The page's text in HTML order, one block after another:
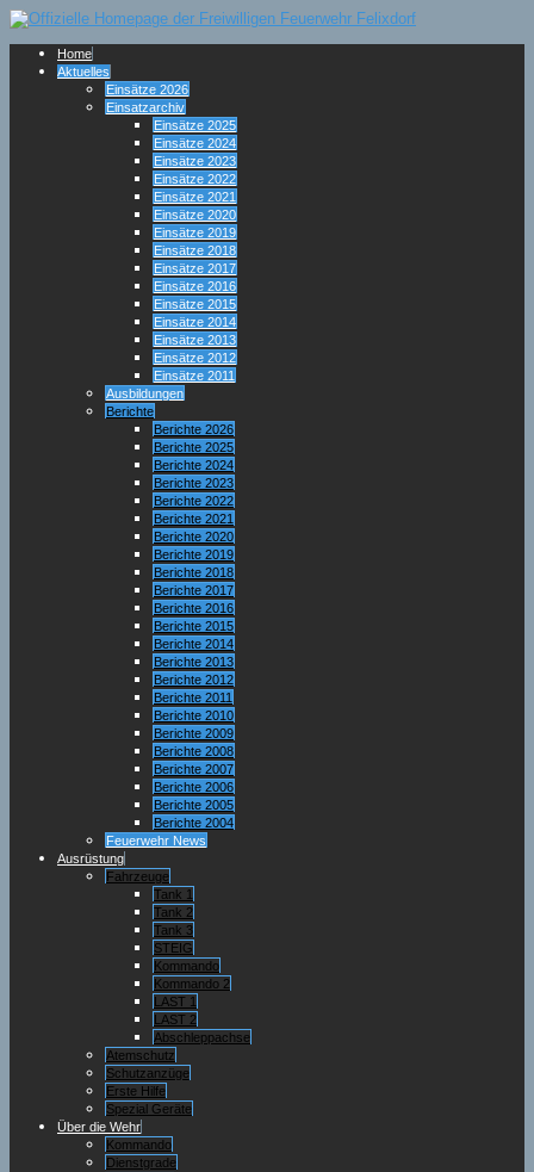
Home
Aktuelles
Einsätze 2026
Einsatzarchiv
Einsätze 2025
Einsätze 2024
Einsätze 2023
Einsätze 2022
Einsätze 2021
Einsätze 2020
Einsätze 2019
Einsätze 2018
Einsätze 2017
Einsätze 2016
Einsätze 2015
Einsätze 2014
Einsätze 2013
Einsätze 2012
Einsätze 2011
Ausbildungen
Berichte
Berichte 2026
Berichte 2025
Berichte 2024
Berichte 2023
Berichte 2022
Berichte 2021
Berichte 2020
Berichte 2019
Berichte 2018
Berichte 2017
Berichte 2016
Berichte 2015
Berichte 2014
Berichte 2013
Berichte 2012
Berichte 2011
Berichte 2010
Berichte 2009
Berichte 2008
Berichte 2007
Berichte 2006
Berichte 2005
Berichte 2004
Feuerwehr News
Ausrüstung
Fahrzeuge
Tank 1
Tank 2
Tank 3
STEIG
Kommando
Kommando 2
LAST 1
LAST 2
Abschleppachse
Atemschutz
Schutzanzüge
Erste Hilfe
Spezial Geräte
Über die Wehr
Kommando
Dienstgrade